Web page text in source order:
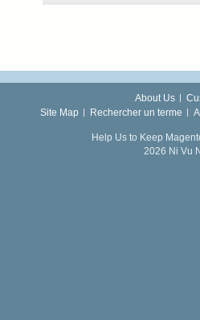
About Us
Site Map
Rechercher un terme
Help Us to Keep
2026 Ni Vu